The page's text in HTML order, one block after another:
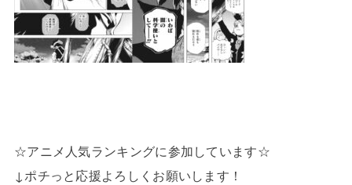
☆アニメ人気ランキングに参加しています☆
↓ポチっと応援よろしくお願いします！